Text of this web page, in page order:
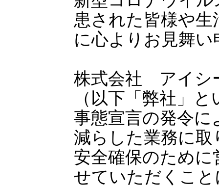
患された皆様や
に心よりお見舞
株式会社 アイシ
（以下「弊社」
事態宣言の発令に
減らした業務に
安全確保のため
せていただくこ